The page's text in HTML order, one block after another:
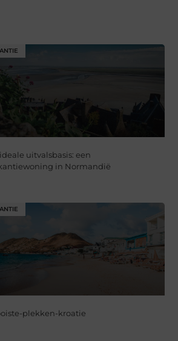
uitvalsbasis: een
in Normandië
plekken-kroatie